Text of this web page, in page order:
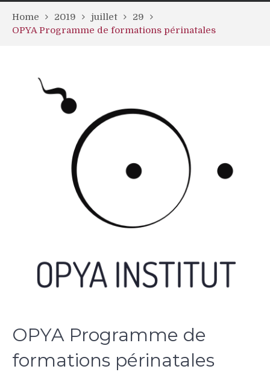
Home 2019 juillet
29
OPYA Programme de formations périnatales
OPYA Programme de
formations périnatales